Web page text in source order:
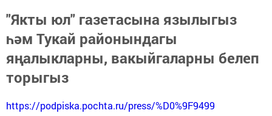
"Якты юл" газетасына язылыгыз
һәм Тукай районындагы
яңалыкларны, вакыйгаларны белеп
торыгыз
https://podpiska.pochta.ru/press/%D0%9F9499